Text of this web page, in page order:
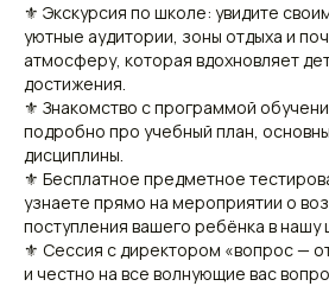
⚜ Экскурсия по школе: увидите
уютные аудитории, зоны отдыха и
атмосферу, которая вдохновляет
достижения.
⚜ Знакомство с программой
подробно про учебный план,
дисциплины.
⚜ Бесплатное предметное
узнаете прямо на мероприятии о
поступления вашего ребёнка в нашу
⚜ Сессия с директором «вопрос —
и честно на все волнующие вас